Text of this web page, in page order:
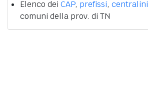
Elenco dei CAP, prefissi, centralini
comuni della prov. di TN